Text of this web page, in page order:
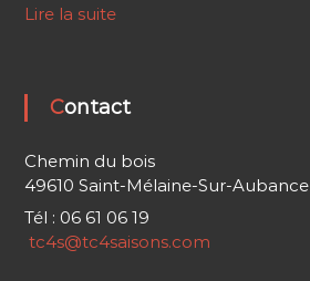
Lire la suite
Contact
Chemin du bois
49610 Saint-Mélaine-Sur-Aubance
Tél : 06 61 06 19
tc4s@tc4saisons.com